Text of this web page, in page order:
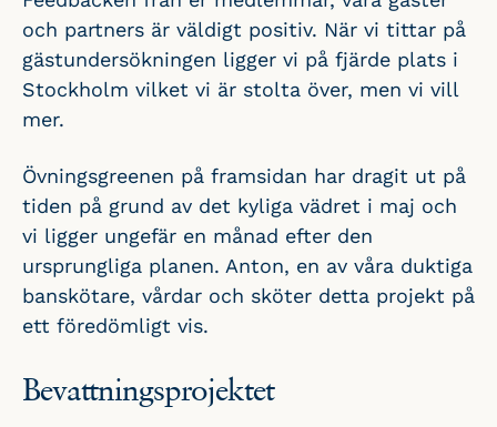
och partners är väldigt positiv. När vi tittar på
gästundersökningen ligger vi på fjärde plats i
Stockholm vilket vi är stolta över, men vi vill
mer.
Övningsgreenen på framsidan har dragit ut på
tiden på grund av det kyliga vädret i maj och
vi ligger ungefär en månad efter den
ursprungliga planen. Anton, en av våra duktiga
banskötare, vårdar och sköter detta projekt på
ett föredömligt vis.
Bevattningsprojektet